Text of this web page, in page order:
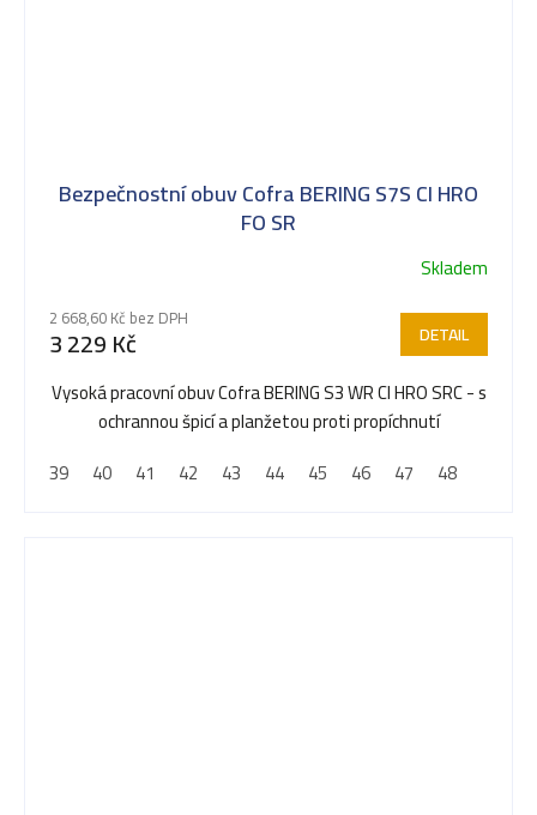
Bezpečnostní obuv Cofra BERING S7S CI HRO
FO SR
Skladem
2 668,60 Kč bez DPH
3 229 Kč DETAIL
Vysoká pracovní obuv Cofra BERING S3 WR CI HRO SRC - s
ochrannou špicí a planžetou proti propíchnutí
39
40 41 42 43 44 45 46 47 48